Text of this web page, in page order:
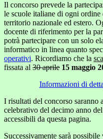
Il concorso prevede la
le scuole italiane di ogni ordine
territorio nazionale ed estero.
docente di riferimento per la
potrà partecipare con un solo
informatico in linea quanto
operativi. Ricordiamo che la
fissata al 30 aprile 15 maggio
Informazioni di
I risultati del concorso saranno
celebrativo del decimo anno
accessibili da questa pagina.
Successivamente sarà